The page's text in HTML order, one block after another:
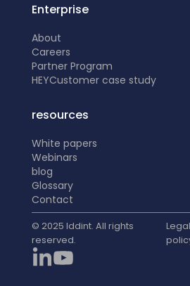
Enterprise
About
Careers
Partner Program
HEYCustomer case study
resources
White papers
Webinars
blog
Glossary
Contact
© 2025 Iddint. All rights
reserved.